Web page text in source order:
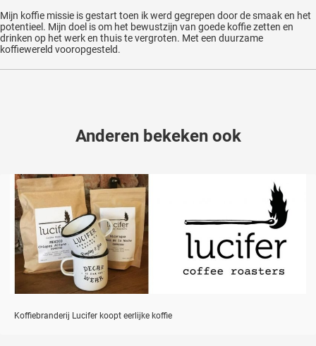
Mijn koffie missie is gestart toen ik werd gegrepen door de smaak en het
potentieel. Mijn doel is om het bewustzijn van goede koffie zetten en
drinken op het werk en thuis te vergroten. Met een duurzame
koffiewereld vooropgesteld.
Anderen bekeken ook
Koffiebranderij Lucifer koopt eerlijke koffie